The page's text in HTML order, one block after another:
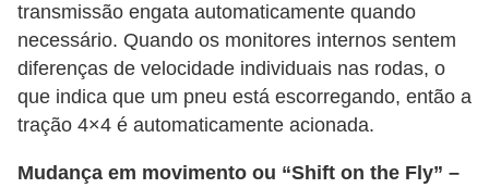
transmissão engata automaticamente quando
necessário. Quando os monitores internos sentem
diferenças de velocidade individuais nas rodas, o
que indica que um pneu está escorregando, então a
tração 4×4 é automaticamente acionada.
Mudança em movimento ou “Shift on the Fly” –
v
a
s
L
e